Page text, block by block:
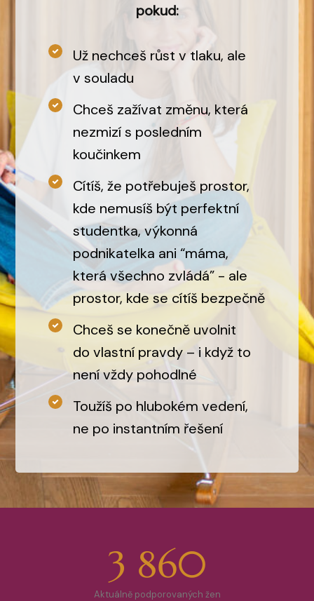
pokud:
Už nechceš růst v tlaku, ale
v souladu
Chceš zažívat změnu, která
nezmizí s posledním
koučinkem
Cítíš, že potřebuješ prostor,
kde nemusíš být perfektní
studentka, výkonná
podnikatelka ani “máma,
která všechno zvládá” - ale
prostor, kde se cítíš bezpečně
Chceš se konečně uvolnit
do vlastní pravdy – i když to
není vždy pohodlné
Toužíš po hlubokém vedení,
ne po instantním řešení
3 860
Aktuálně podporovaných žen